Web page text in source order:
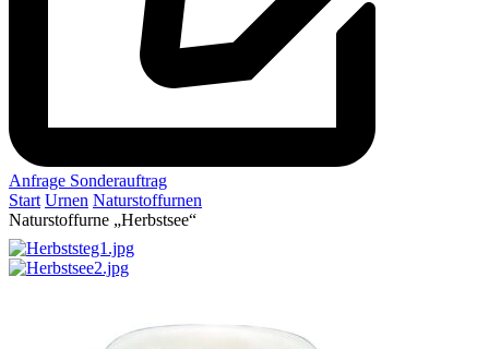
Anfrage Sonderauftrag
Start Urnen Naturstoffurnen
Naturstoffurne „Herbstsee“